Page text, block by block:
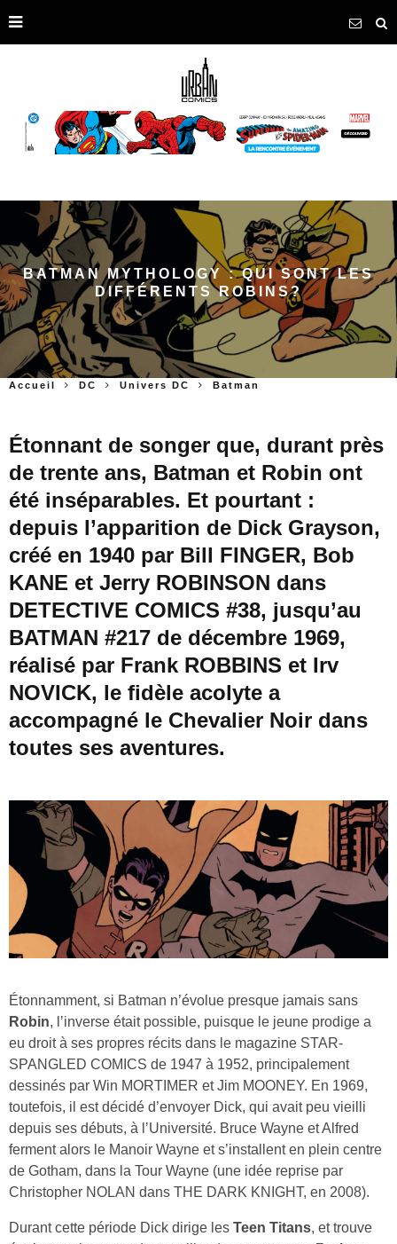
BATMAN MYTHOLOGY : QUI SONT LES
DIFFÉRENTS ROBINS?
Accueil DC Univers DC Batman
Étonnant de songer que, durant près
de trente ans, Batman et Robin ont
été inséparables. Et pourtant :
depuis l’apparition de Dick Grayson,
créé en 1940 par Bill FINGER, Bob
KANE et Jerry ROBINSON dans
DETECTIVE COMICS #38, jusqu’au
BATMAN #217 de décembre 1969,
réalisé par Frank ROBBINS et Irv
NOVICK, le fidèle acolyte a
accompagné le Chevalier Noir dans
toutes ses aventures.
Étonnamment, si Batman n’évolue presque jamais sans
Robin, l’inverse était possible, puisque le jeune prodige a
eu droit à ses propres récits dans le magazine STAR-
SPANGLED COMICS de 1947 à 1952, principalement
dessinés par Win MORTIMER et Jim MOONEY. En 1969,
toutefois, il est décidé d’envoyer Dick, qui avait peu vieilli
depuis ses débuts, à l’Université. Bruce Wayne et Alfred
ferment alors le Manoir Wayne et s’installent en plein centre
de Gotham, dans la Tour Wayne (une idée reprise par
Christopher NOLAN dans THE DARK KNIGHT, en 2008).
Durant cette période Dick dirige les Teen Titans, et trouve